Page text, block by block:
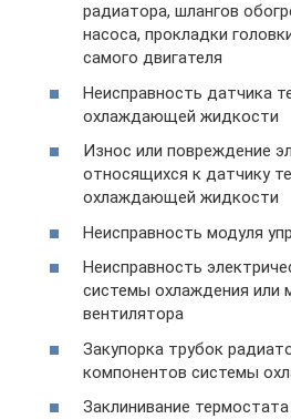
радиатора, шлангов
насоса, прокладки
самого двигателя
Неисправность датчика
охлаждающей жидкости
Износ или повреждение
относящихся к датчику
охлаждающей жидкости
Неисправность модуля
Неисправность
системы охлаждения или
вентилятора
Закупорка трубок
компонентов системы
Заклинивание